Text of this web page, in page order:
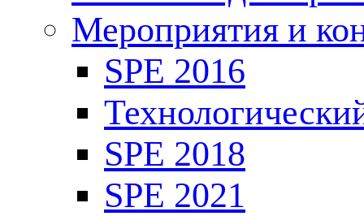
Мероприятия и
SPE 2016
SPE 2018
SPE 2021